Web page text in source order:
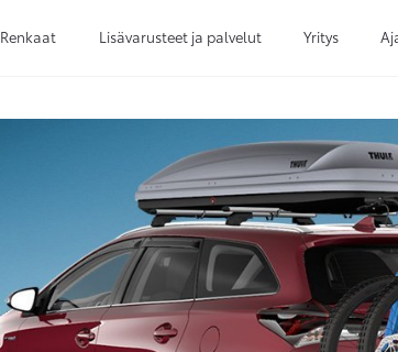
Renkaat Lisävarusteet ja palvelut Yritys